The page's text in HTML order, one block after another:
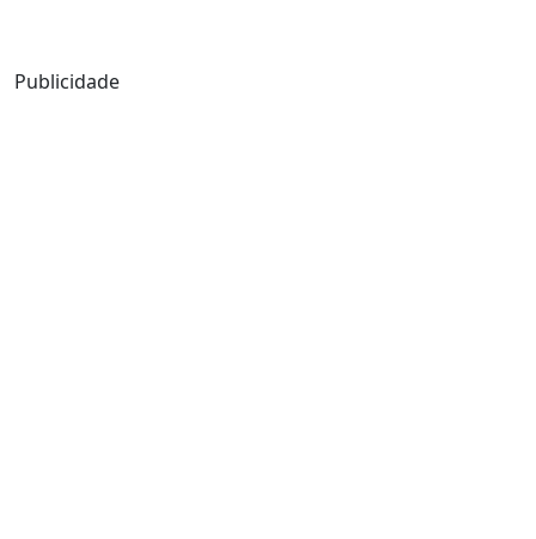
Publicidade